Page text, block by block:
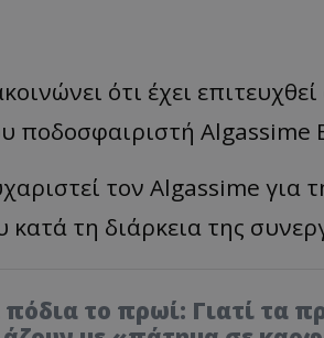
ότι έχει
ποδοσφαιριστή Algassime
τον Algassime
τη διάρκεια της
το πρωί: Γιατί τα